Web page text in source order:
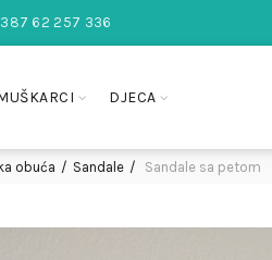
62 257 336
DJECA
obuća Sandale Sandale sa petom